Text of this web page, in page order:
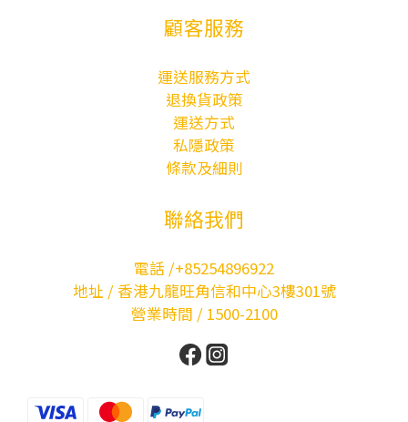
顧客服務
運送服務方式
退換貨政策
運送方式
私隱政策
條款及細則
聯絡我們
電話 /+85254896922
地址 / 香港九龍旺角信和中心3樓301號
營業時間 / 1500-2100